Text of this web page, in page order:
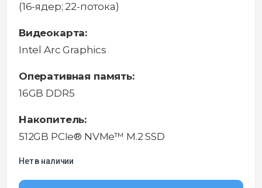
(16-ядер; 22-потока)
Видеокарта:
Intel Arc Graphics
Оперативная память:
16GB DDR5
Накопитель:
512GB PCIe® NVMe™ M.2 SSD
Нет в наличии